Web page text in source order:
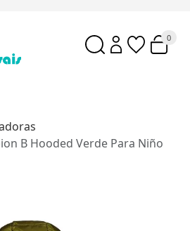
0
B Hooded Verde Para Niño